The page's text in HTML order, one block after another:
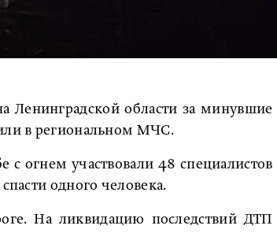
Ленинградской области за минувшие
в региональном МЧС.
огнем участвовали 48 специалистов
одного человека.
На ликвидацию последствий ДТП